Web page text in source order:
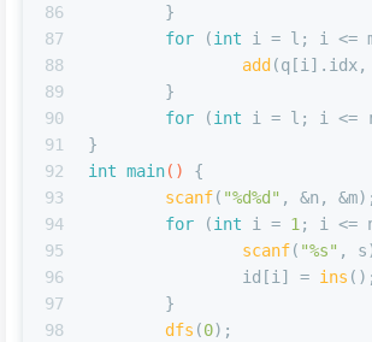
86
87
88
89
90
91
92
93
94
95
96
97
98
	}
for (int i = l; i <=
add
	}
for (int i = l; i <=
}
int main()
{
scanf( "%d%d" , &n, &m);
for (int i = 1 ; i <=
scanf( "%s" ,
		id[i] =
ins ();
	}
dfs (0);